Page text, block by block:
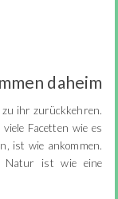
daheim
zu ihr zurückkehren.
Facetten wie es
ist wie ankommen.
Natur ist wie eine